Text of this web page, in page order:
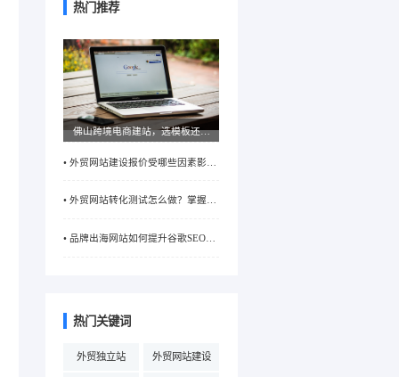
热门推荐
佛山跨境电商建站，选模板还是
定制开发？不同模式优劣解析
• 外贸网站建设报价受哪些因素影
• 外贸网站转化测试怎么做？掌握这
• 品牌出海网站如何提升谷歌SEO排
热门关键词
外贸独立站 外贸网站建设